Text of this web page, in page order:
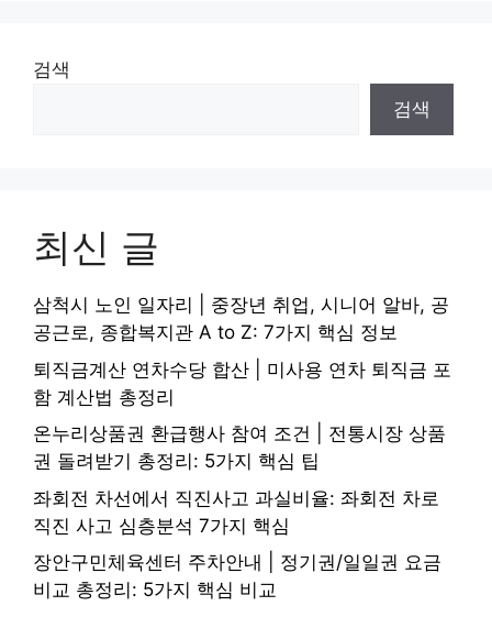
검색
검색
최신 글
삼척시 노인 일자리 | 중장년 취업, 시니어 알바, 공
공근로, 종합복지관 A to Z: 7가지 핵심 정보
퇴직금계산 연차수당 합산 | 미사용 연차 퇴직금 포
함 계산법 총정리
온누리상품권 환급행사 참여 조건 | 전통시장 상품
권 돌려받기 총정리: 5가지 핵심 팁
좌회전 차선에서 직진사고 과실비율: 좌회전 차로
직진 사고 심층분석 7가지 핵심
장안구민체육센터 주차안내 | 정기권/일일권 요금
비교 총정리: 5가지 핵심 비교